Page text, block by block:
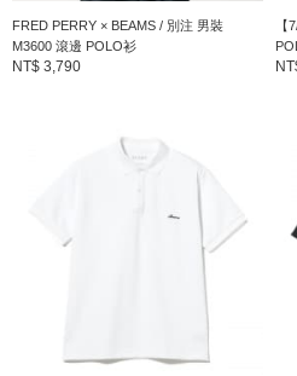
FRED PERRY × BEAMS / 別注 男裝
M3600 滾邊 POLO衫
NT$ 3,790